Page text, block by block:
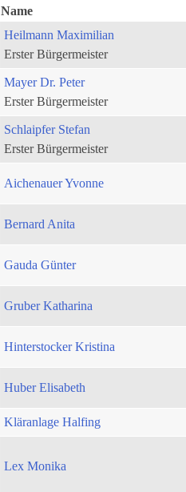
Name
Heilmann Maximilian
Erster Bürgermeister
Mayer Dr. Peter
Erster Bürgermeister
Schlaipfer Stefan
Erster Bürgermeister
Aichenauer Yvonne
Bernard Anita
Gauda Günter
Gruber Katharina
Hinterstocker Kristina
Huber Elisabeth
Kläranlage Halfing
Lex Monika